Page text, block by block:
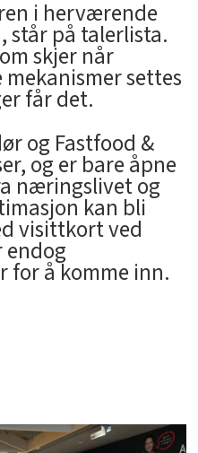
i herværende
står på talerlista.
skjer når
settes
får det.
og Fastfood &
og er bare åpne
næringslivet og
kan bli
visittkort ved
endog
for å komme inn.